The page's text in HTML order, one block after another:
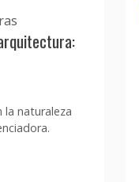
la naturaleza